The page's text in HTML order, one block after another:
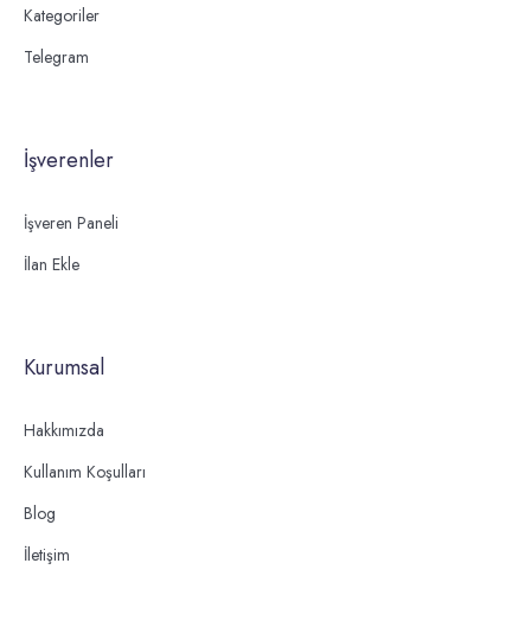
Kategoriler
Telegram
İşverenler
İşveren Paneli
İlan Ekle
Kurumsal
Hakkımızda
Kullanım Koşulları
Blog
İletişim